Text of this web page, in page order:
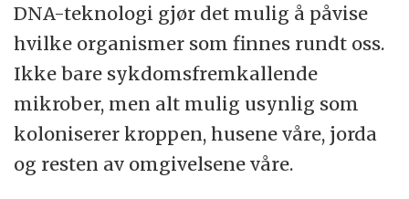
DNA-teknologi gjør det mulig å påvise
hvilke organismer som finnes rundt oss.
Ikke bare sykdomsfremkallende
mikrober, men alt mulig usynlig som
koloniserer kroppen, husene våre, jorda
og resten av omgivelsene våre.